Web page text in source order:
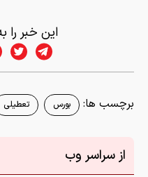
این خبر را
برچسب ها: بورس تعطیلی
از سراسر وب